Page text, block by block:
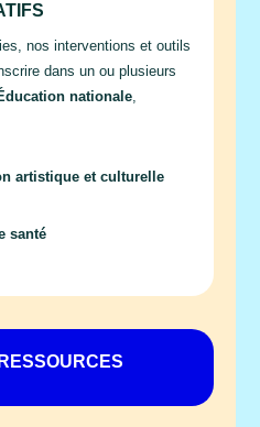
nos interventions et outils
dans un ou plusieurs
nationale,
artistique et culturelle
santé